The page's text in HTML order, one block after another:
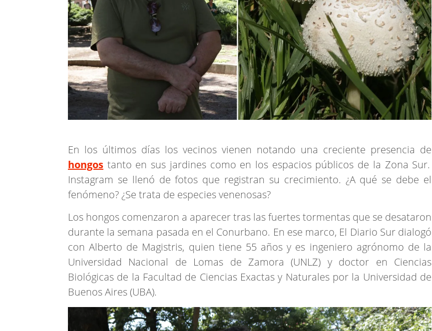
En los últimos días los vecinos vienen notando una creciente presencia de
hongos tanto en sus jardines como en los espacios públicos de la Zona Sur.
Instagram se llenó de fotos que registran su crecimiento. ¿A qué se debe el
fenómeno? ¿Se trata de especies venenosas?
Los hongos comenzaron a aparecer tras las fuertes tormentas que se desataron
durante la semana pasada en el Conurbano. En ese marco, El Diario Sur dialogó
con Alberto de Magistris, quien tiene 55 años y es ingeniero agrónomo de la
Universidad Nacional de Lomas de Zamora (UNLZ) y doctor en Ciencias
Biológicas de la Facultad de Ciencias Exactas y Naturales por la Universidad de
Buenos Aires (UBA).